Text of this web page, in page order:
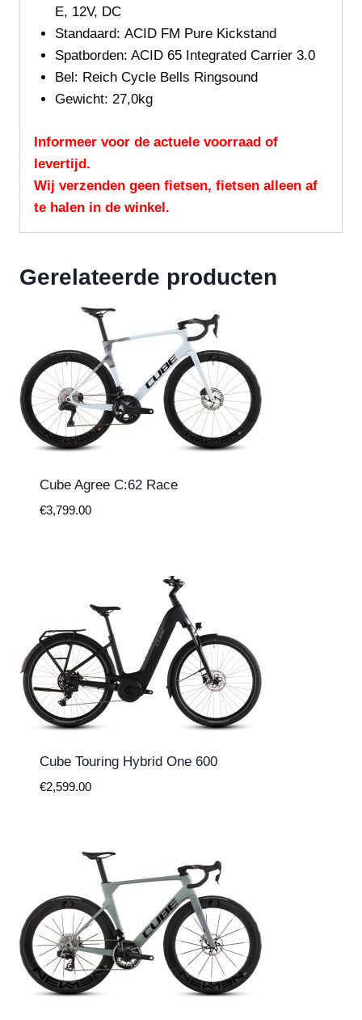
E, 12V, DC
Standaard: ACID FM Pure Kickstand
Spatborden: ACID 65 Integrated Carrier 3.0
Bel: Reich Cycle Bells Ringsound
Gewicht: 27,0kg
Informeer voor de actuele voorraad of
levertijd.
Wij verzenden geen fietsen, fietsen alleen af
te halen in de winkel.
Gerelateerde producten
Cube Agree C:62 Race
€3,799.00
Cube Touring Hybrid One 600
€2,599.00